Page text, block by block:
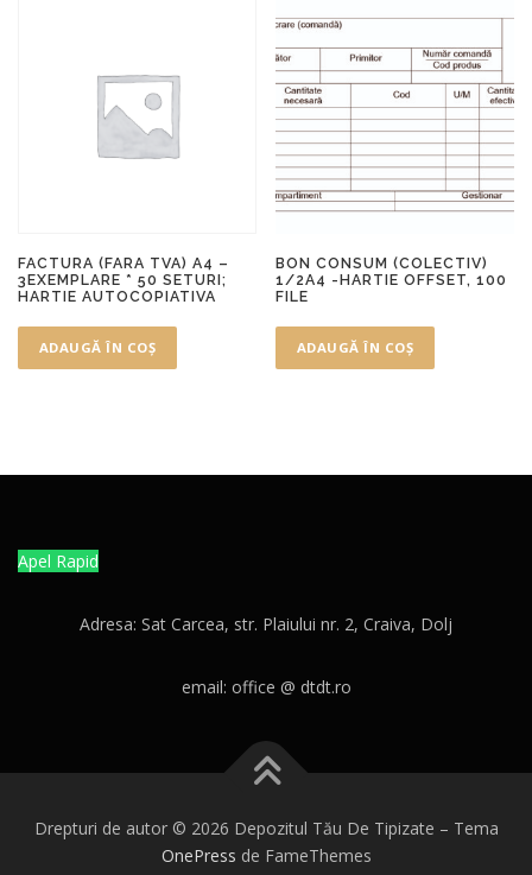
FACTURA (FARA TVA) A4 –
3EXEMPLARE * 50 SETURI;
HARTIE AUTOCOPIATIVA
ADAUGĂ ÎN COȘ
BON CONSUM (COLECTIV)
1/2A4 -HARTIE OFFSET, 100
FILE
ADAUGĂ ÎN COȘ
Apel Rapid
Adresa: Sat Carcea, str. Plaiului nr. 2, Craiva, Dolj
email: office @ dtdt.ro
Drepturi de autor © 2026 Depozitul Tău De Tipizate – Tema
OnePress de FameThemes